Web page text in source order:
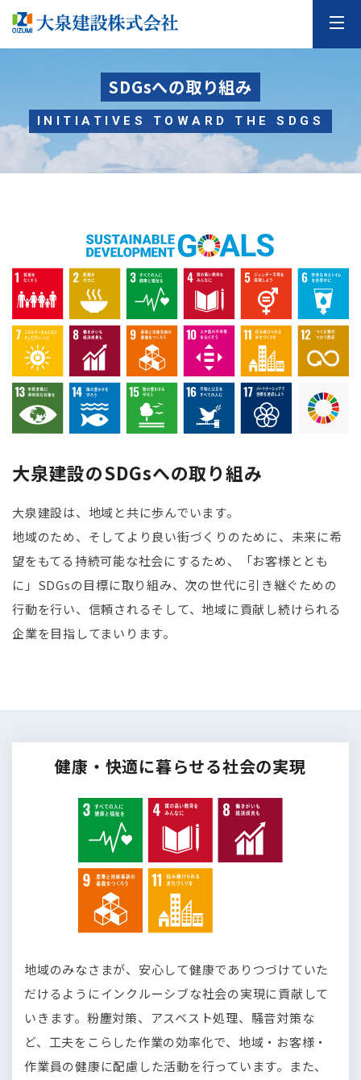
SDGsへの取り組み
INITIATIVES TOWARD THE SDGS
大泉建設のSDGsへの取り組み
大泉建設は、地域と共に歩んでいます。
地域のため、そしてより良い街づくりのために、未来に希
望をもてる持続可能な社会にするため、「お客様ととも
に」SDGsの目標に取り組み、次の世代に引き継ぐための
行動を行い、信頼されるそして、地域に貢献し続けられる
企業を目指してまいります。
健康・快適に暮らせる社会の実現
地域のみなさまが、安心して健康でありつづけていた
だけるようにインクルーシブな社会の実現に貢献して
いきます。粉塵対策、アスベスト処理、騒音対策な
ど、工夫をこらした作業の効率化で、地域・お客様・
作業員の健康に配慮した活動を行っています。また、